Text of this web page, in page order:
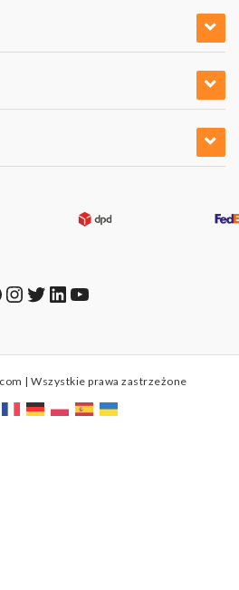
Instagram
Twitter
LinkedIn
YouTube
| Wszystkie prawa zastrzeżone